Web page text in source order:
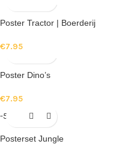
Poster Tractor | Boerderij
€7.95
Poster Dino’s
€7.95
-50%
Posterset Jungle